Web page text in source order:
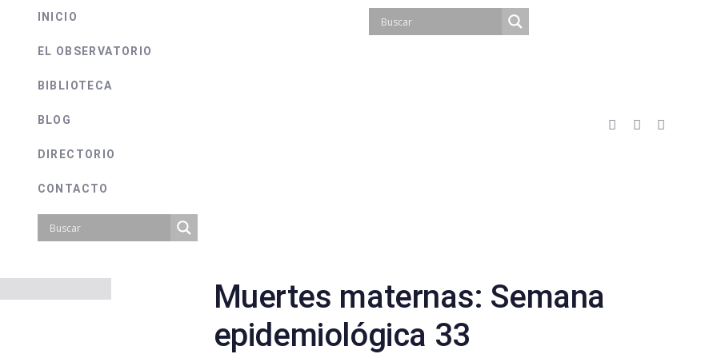
INICIO
EL OBSERVATORIO
BIBLIOTECA
BLOG
DIRECTORIO
CONTACTO
Muertes maternas: Semana
epidemiológica 33